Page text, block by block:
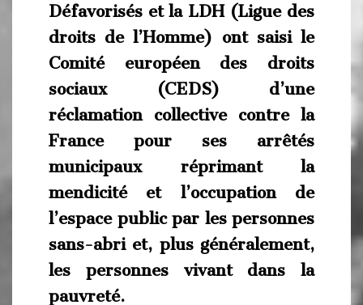
Défavorisés et la LDH (Ligue des
droits de l’Homme) ont saisi le
Comité européen des droits
sociaux (CEDS) d’une
réclamation collective contre la
France pour ses arrêtés
municipaux réprimant la
mendicité et l’occupation de
l’espace public par les personnes
sans-abri et, plus généralement,
les personnes vivant dans la
pauvreté.